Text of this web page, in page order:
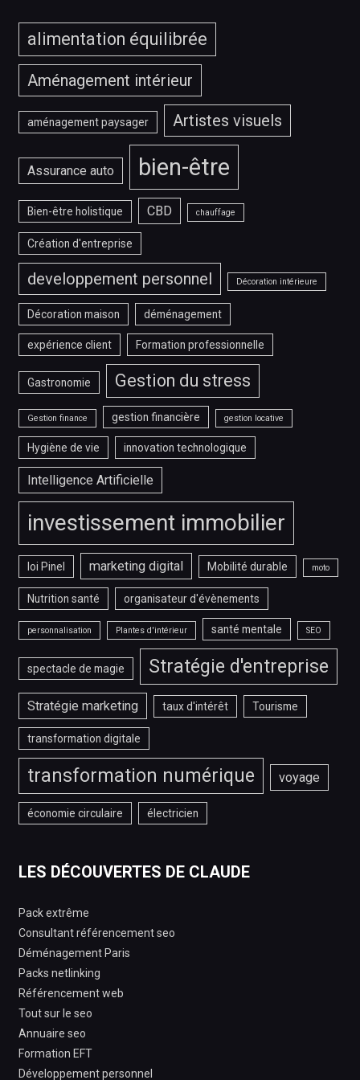
alimentation équilibrée
Aménagement intérieur
aménagement paysager Artistes visuels
Assurance auto bien-être
Bien-être holistique CBD chauffage
Création d'entreprise
developpement personnel Décoration intérieure
Décoration maison déménagement
expérience client Formation professionnelle
Gastronomie Gestion du stress
Gestion finance gestion financière gestion locative
Hygiène de vie innovation technologique
Intelligence Artificielle
investissement immobilier
loi Pinel marketing digital Mobilité durable moto
Nutrition santé organisateur d'évènements
personnalisation Plantes d'intérieur santé mentale SEO
spectacle de magie Stratégie d'entreprise
Stratégie marketing taux d'intérêt Tourisme
transformation digitale
transformation numérique voyage
économie circulaire électricien
LES DÉCOUVERTES DE CLAUDE
Pack extrême
Consultant référencement seo
Déménagement Paris
Packs netlinking
Référencement web
Tout sur le seo
Annuaire seo
Formation EFT
Développement personnel